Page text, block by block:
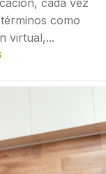
cada vez
como
virtual,...